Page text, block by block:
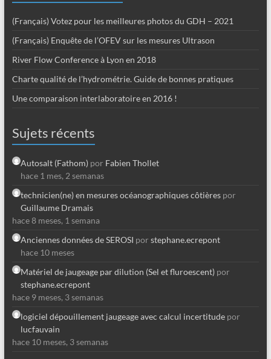
(Français) Votez pour les meilleures photos du GDH – 2021
(Français) Enquête de l’OFEV sur les mesures Ultrason
River Flow Conference à Lyon en 2018
Charte qualité de l’hydrométrie. Guide de bonnes pratiques
Une comparaison interlaboratoire en 2016 !
Sujets récents
Autosalt (Fathom)por Fabien Thollet
hace 1 mes, 2 semanas
technicien(ne) en mesures océanographiques côtièrespor
Guillaume Dramais
hace 8 meses, 1 semana
Anciennes données de SEROSI por stephane.ecrepont
hace 10 meses
Matériel de jaugeage par dilution (Sel et fluroescent)por
stephane.ecrepont
hace 9 meses, 3 semanas
logiciel dépouillement jaugeage avec calcul incertitudepor
lucfauvain
hace 10 meses, 3 semanas